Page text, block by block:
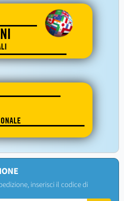
inserisci il codice di